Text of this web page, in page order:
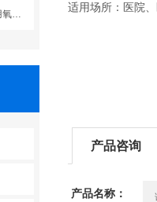
医用氮气、医用二氧化碳、医用氧化亚氮、医用混合气体供应源
适用场所：医院
产品咨询
产品名称：